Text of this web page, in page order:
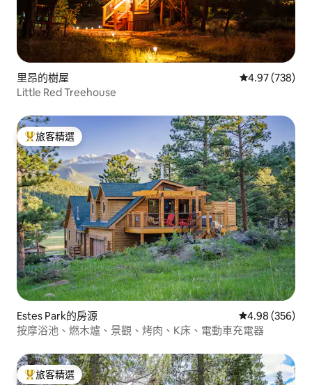
里昂的樹屋 從 738 則評價
4.97 (738)
Little Red Treehouse
旅客精選榜首
旅客精選
Estes Park的房源 從 356 則評價
4.98 (356)
按摩浴池、燃木爐、景觀、烤肉、K床、電動車充電器
旅客精選榜首
旅客精選